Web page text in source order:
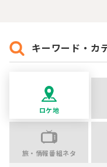
キーワード・カ
ロケ地
旅・情報番組ネタ